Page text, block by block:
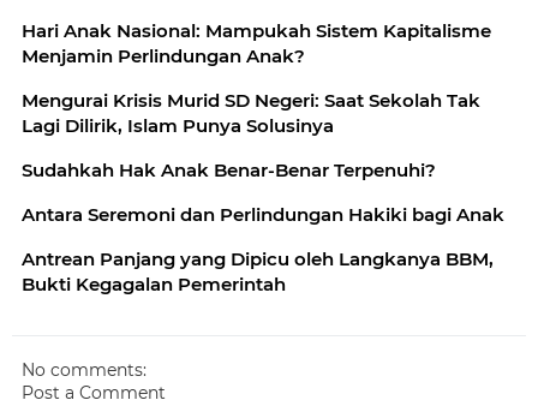
Hari Anak Nasional: Mampukah Sistem Kapitalisme
Menjamin Perlindungan Anak?
Mengurai Krisis Murid SD Negeri: Saat Sekolah Tak
Lagi Dilirik, Islam Punya Solusinya
Sudahkah Hak Anak Benar-Benar Terpenuhi?
Antara Seremoni dan Perlindungan Hakiki bagi Anak
Antrean Panjang yang Dipicu oleh Langkanya BBM,
Bukti Kegagalan Pemerintah
No comments:
Post a Comment